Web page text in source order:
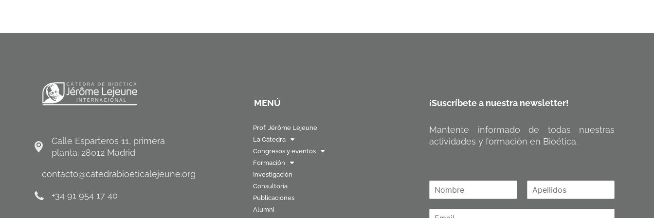
Calle Esparteros 11, primera
planta. 28012 Madrid
contacto@catedrabioeticalejeune.org
+34 91 954 17 40
MENÚ
Prof. Jérôme Lejeune
La Cátedra
Congresos y eventos
Formación
Investigación
Consultoría
Publicaciones
Alumni
¡Suscríbete a nuestra newsletter!
Mantente informado de todas nuestras
actividades y formación en Bioética.
o
p